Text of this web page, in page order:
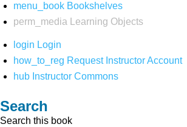
menu_book Bookshelves
perm_media
Learning Objects
login Login
how_to_reg Request Instructor Account
hub Instructor Commons
Search
Search this book